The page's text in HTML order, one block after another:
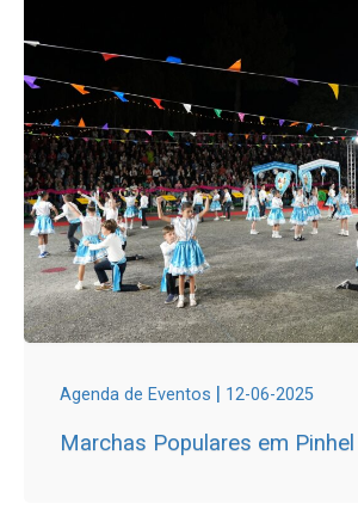
Agenda de Eventos | 12-06-2025
Marchas Populares em Pinhel